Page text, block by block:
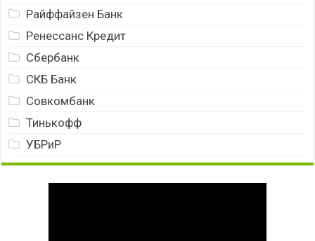
Райффайзен Банк
Ренессанс Кредит
Сбербанк
СКБ Банк
Совкомбанк
Тинькофф
УБРиР